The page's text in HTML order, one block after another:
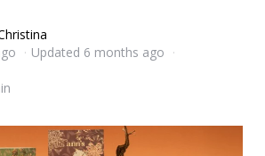
Updated 6 months ago